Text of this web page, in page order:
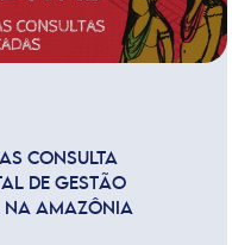
CONSULTA
DE GESTÃO
NA AMAZÔNIA